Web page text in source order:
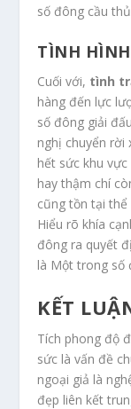
số đông cầu
TÌNH
Cuối với, tình
hàng đến lực
số đông giải
nghị chuyển rời
hết sức khu
hay thậm chí
cũng tồn tại
Hiểu rõ khía
đông ra quyết
là Một trong số
KẾT
Tích phong độ
sức là vấn đề
ngoại giả là
đẹp liên kết